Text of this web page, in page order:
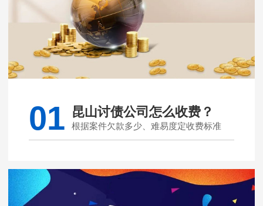
01 昆山讨债公司怎么收费？
根据案件欠款多少、难易度定收费标准